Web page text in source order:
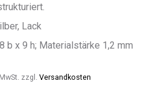
Lack
b x 9 h; Materialstärke 1,2 mm
zzgl. Versandkosten